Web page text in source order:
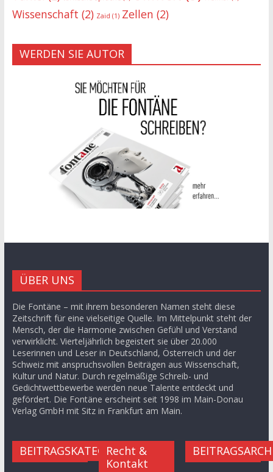
Wissenschaft (2) Zaid (1) Zellen (2)
WERDEN SIE AUTOR
ÜBER UNS
Die Fontäne – mit ihrem besonderen Namen steht diese
Zeitschrift für eine vielseitige Quelle. Im Mittelpunkt steht der
Mensch, der die Harmonie zwischen Gefühl und Verstand
verwirklicht. Vierteljährlich begeistert sie über 20.000
Leserinnen und Leser in Deutschland, Österreich und der
Schweiz mit anspruchsvollen Beiträgen aus Wissenschaft,
Kultur und Natur. Durch regelmäßige Schreib- und
Gedichtwettbewerbe werden neue Talente entdeckt und
gefördert. Die Fontäne erscheint seit 1998 im Main-Donau
Verlag GmbH mit Sitz in Frankfurt am Main.
BEITRAGSKATEGORIEN
Recht &
Kontakt